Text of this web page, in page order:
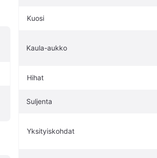
Kuosi
Kaula-aukko
Hihat
Suljenta
Yksityiskohdat